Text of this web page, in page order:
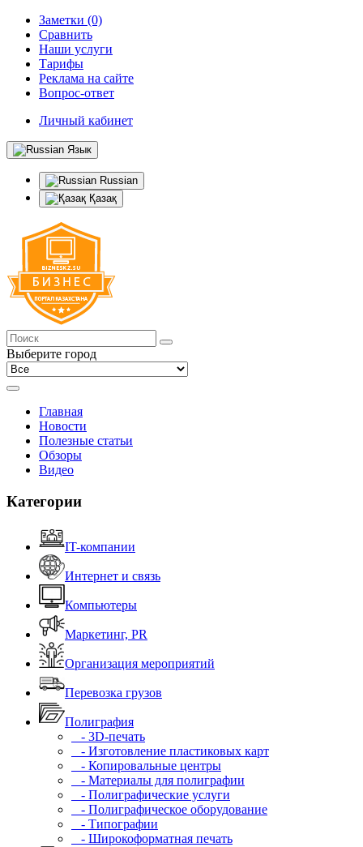
Заметки (0)
Сравнить
Наши услуги
Тарифы
Реклама на сайте
Вопрос-ответ
Личный кабинет
Язык
Russian
Қазақ
Выберите город
Главная
Новости
Полезные статьи
Обзоры
Видео
Категории
IT-компании
Интернет и связь
Компьютеры
Маркетинг, PR
Организация мероприятий
Перевозка грузов
Полиграфия
- 3D-печать
- Изготовление пластиковых карт
- Копировальные центры
- Материалы для полиграфии
- Полиграфические услуги
- Полиграфическое оборудование
- Типографии
- Широкоформатная печать